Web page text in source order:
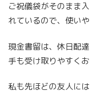
ご祝儀袋がそのまま
れているので、使いや
現金書留は、休日配
手も受け取りやすくお
私も先ほどの友人に